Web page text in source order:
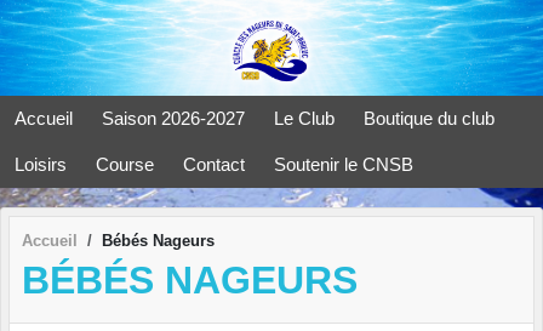
Accueil Saison 2026-2027 Le Club Boutique du club
Loisirs Course Contact Soutenir le CNSB
Accueil Bébés Nageurs
BÉBÉS NAGEURS
Panneau de gestion des cookies